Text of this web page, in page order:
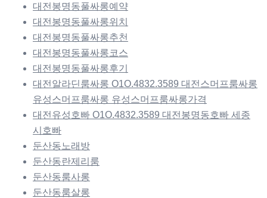
대전봉명동풀싸롱예약
대전봉명동풀싸롱위치
대전봉명동풀싸롱추천
대전봉명동풀싸롱코스
대전봉명동풀싸롱후기
대전알라딘룸싸롱 O1O.4832.3589 대전스머프룸싸롱
유성스머프룸싸롱 유성스머프룸싸롱가격
대전유성호빠 O1O.4832.3589 대전봉명동호빠 세종
시호빠
둔산동노래방
둔산동란제리룸
둔산동룸사롱
둔산동룸살롱